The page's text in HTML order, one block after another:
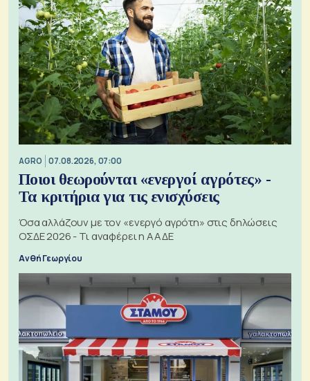
AGRO 07.08.2026, 07:00
Ποιοι θεωρούνται «ενεργοί αγρότες» -
Τα κριτήρια για τις ενισχύσεις
Όσα αλλάζουν με τον «ενεργό αγρότη» στις δηλώσεις
ΟΣΔΕ 2026 - Τι αναφέρει η ΑΑΔΕ
Ανθή Γεωργίου